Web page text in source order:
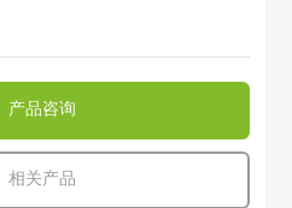
产品咨询
相关产品